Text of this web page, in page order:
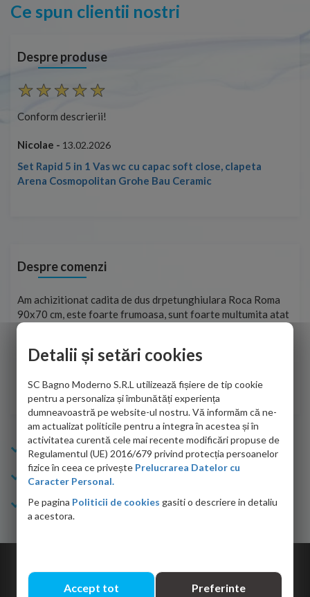
Ce spun clientii nostri
Despre produse
Conform descrierii!
Nicolae - 13.02.2026
Set Rapid 5 in 1 Vas wc cu capac soft close, clapeta
Arena Cosmopolitan Grohe Bau Ceramic
Despre comenzi
Am achizitionat cadita de dus drpetunghiulara Roca Roma
90x70 cm, este foarte frumoasa, sunt foarte multumita atat
de personalul firmei dvs. cu care am colaborat in obtinerea
adus coletul in siguranta.Numai bine, va doresc!
Sofrone Viviana -28.07.2026
Info Bagno
Cumparaturi
Suport clienti
Detalii și setări cookies
SC Bagno Moderno S.R.L utilizează fișiere de tip cookie
pentru a personaliza și îmbunătăți experiența
dumneavoastră pe website-ul nostru. Vă informăm că ne-
am actualizat politicile pentru a integra în acestea și în
activitatea curentă cele mai recente modificări propuse de
Regulamentul (UE) 2016/679 privind protecția persoanelor
fizice în ceea ce privește Prelucrarea Datelor cu
Caracter Personal.
Pe pagina Politicii de cookies gasiti o descriere in detaliu
a acestora.
Accept tot Preferinte